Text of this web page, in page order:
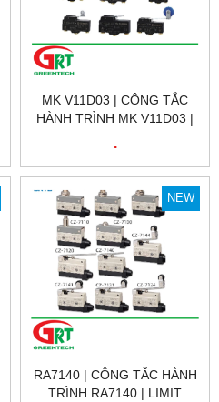
MK V11D03 | CÔNG TẮC
HÀNH TRÌNH MK V11D03 |
PIZZATO VIỆT NAM
.
NEW
RA7140 | CÔNG TẮC HÀNH
TRÌNH RA7140 | LIMIT